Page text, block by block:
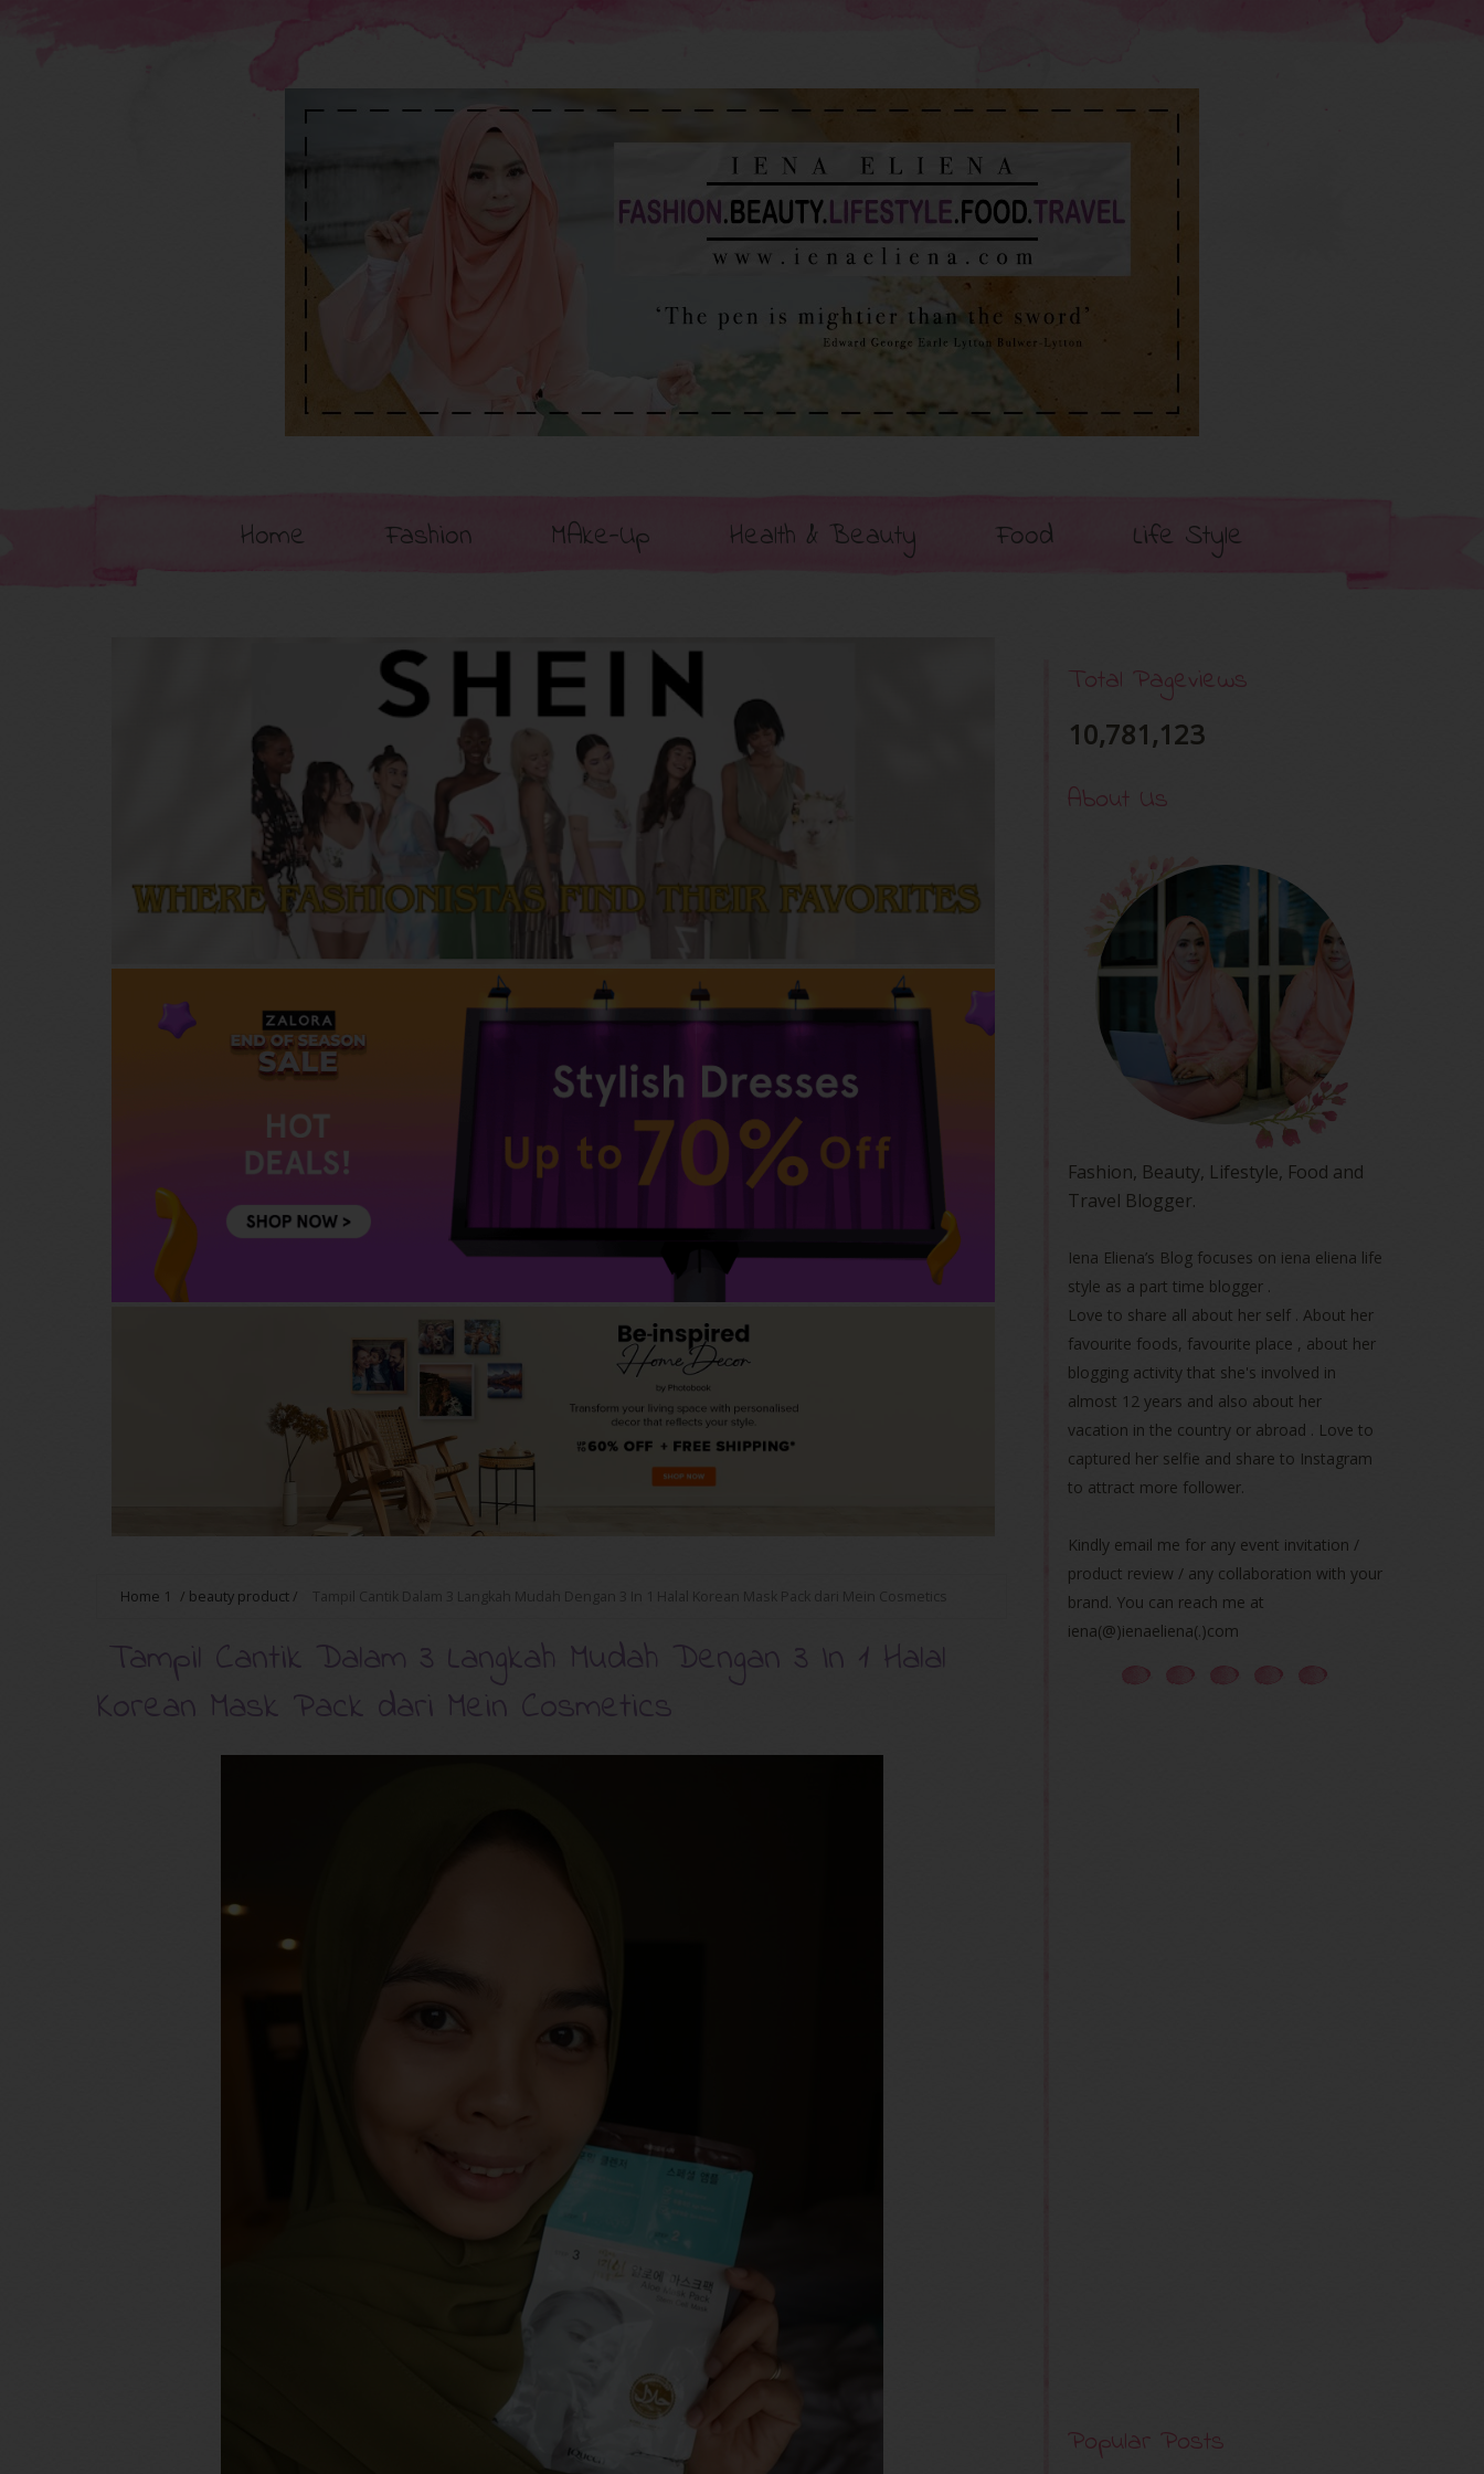
Home Fashion MAke-Up Health & Beauty Food Life Style
Home 1 / beauty product/ Tampil Cantik Dalam 3 Langkah Mudah Dengan 3 In 1 Halal Korean Mask Pack dari Mein Cosmetics
Tampil Cantik Dalam 3 Langkah Mudah Dengan 3 In 1 Halal
Korean Mask Pack dari Mein Cosmetics
Total Pageviews
10,781,123
About Us
Fashion, Beauty, Lifestyle, Food and
Travel Blogger.
Iena Eliena’s Blog focuses on iena eliena life
style as a part time blogger .
Love to share all about her self . About her
favourite foods, favourite place , about her
blogging activity that she's involved in
almost 12 years and also about her
vacation in the country or abroad . Love to
captured her selfie and share to Instagram
to attract more follower.
Kindly email me for any event invitation /
product review / any collaboration with your
brand. You can reach me at
iena(@)ienaeliena(.)com
Popular Posts